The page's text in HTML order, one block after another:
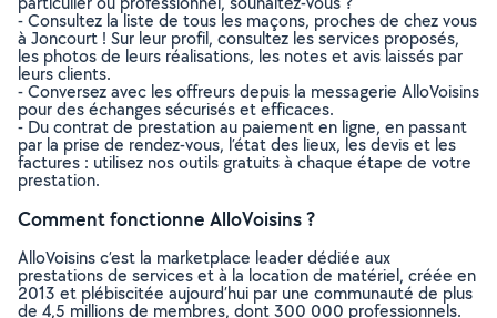
- Consultez la liste de tous les maçons, proches de chez vous
à Joncourt ! Sur leur profil, consultez les services proposés,
les photos de leurs réalisations, les notes et avis laissés par
leurs clients.
- Conversez avec les offreurs depuis la messagerie AlloVoisins
pour des échanges sécurisés et efficaces.
- Du contrat de prestation au paiement en ligne, en passant
par la prise de rendez-vous, l’état des lieux, les devis et les
factures : utilisez nos outils gratuits à chaque étape de votre
prestation.
Comment fonctionne AlloVoisins ?
AlloVoisins c’est la marketplace leader dédiée aux
prestations de services et à la location de matériel, créée en
2013 et plébiscitée aujourd’hui par une communauté de plus
de 4,5 millions de membres, dont 300 000 professionnels.